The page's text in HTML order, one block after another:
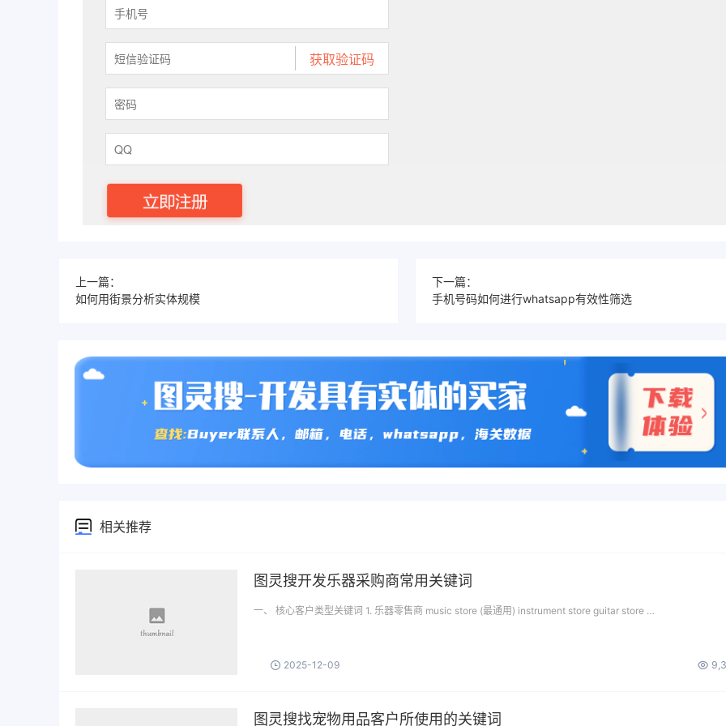
上一篇：
如何用街景分析实体规模
下一篇：
手机号码如何进行whatsapp有效性筛选
相关推荐
图灵搜开发乐器采购商常用关键词
一、 核心客户类型关键词 1. 乐器零售商 music store (最通用) instrument store guitar store …
2025-12-09
图灵搜找宠物用品客户所使用的关键词